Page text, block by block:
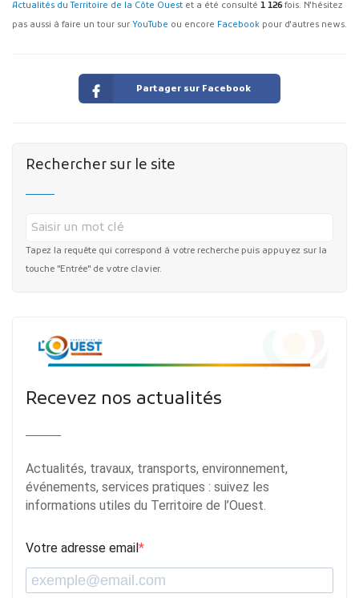
Actualités du Territoire de la Côte Ouest et a été consulté 1 126fois. N'hésitez
pas aussi à faire un tour sur YouTube ou encore Facebook pour d'autres news.
Partager sur Facebook
Rechercher sur le site
Tapez la requête qui correspond à votre recherche puis appuyez sur la
touche "Entrée" de votre clavier.
Recevez nos actualités
Actualités, travaux, transports, environnement,
événements, services pratiques : suivez les
informations utiles du Territoire de l’Ouest.
Votre adresse email